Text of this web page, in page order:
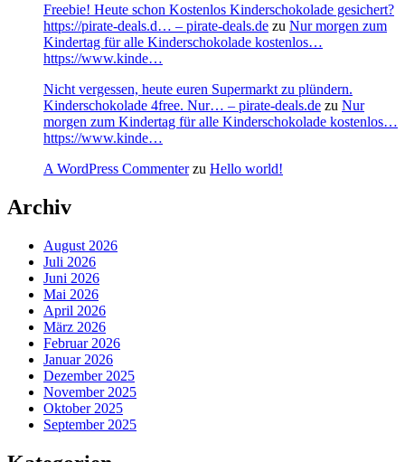
Freebie! Heute schon Kostenlos Kinderschokolade gesichert?
https://pirate-deals.d… – pirate-deals.de zu Nur morgen zum
Kindertag für alle Kinderschokolade kostenlos…
https://www.kinde…
Nicht vergessen, heute euren Supermarkt zu plündern.
Kinderschokolade 4free. Nur… – pirate-deals.de zu Nur
morgen zum Kindertag für alle Kinderschokolade kostenlos…
https://www.kinde…
A WordPress Commenterzu Hello world!
Archiv
August 2026
Juli 2026
Juni 2026
Mai 2026
April 2026
März 2026
Februar 2026
Januar 2026
Dezember 2025
November 2025
Oktober 2025
September 2025